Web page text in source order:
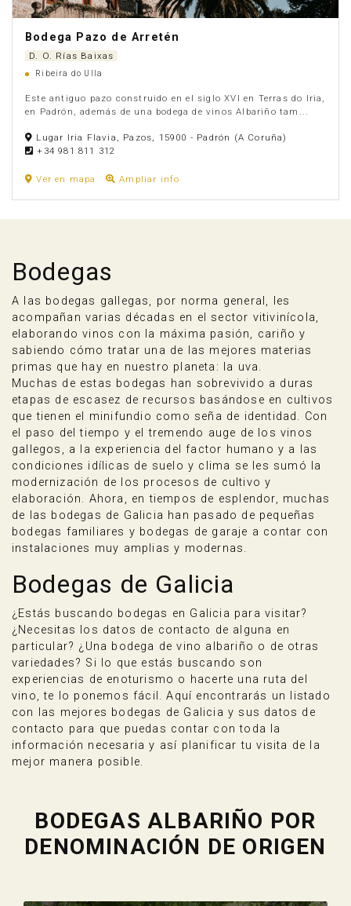
Bodega Pazo de Arretén
D. O. Rías Baixas
Ribeira do Ulla
Este antiguo pazo construido en el siglo XVI en Terras do Iria,
en Padrón, además de una bodega de vinos Albariño tam...
Lugar Iria Flavia, Pazos, 15900 - Padrón (A Coruña)
+34 981 811 312
Ver en mapa Ampliar info
Bodegas
A las bodegas gallegas, por norma general, les
acompañan varias décadas en el sector vitivinícola,
elaborando vinos con la máxima pasión, cariño y
sabiendo cómo tratar una de las mejores materias
primas que hay en nuestro planeta: la uva.
Muchas de estas bodegas han sobrevivido a duras
etapas de escasez de recursos basándose en cultivos
que tienen el minifundio como seña de identidad. Con
el paso del tiempo y el tremendo auge de los vinos
gallegos, a la experiencia del factor humano y a las
condiciones idílicas de suelo y clima se les sumó la
modernización de los procesos de cultivo y
elaboración. Ahora, en tiempos de esplendor, muchas
de las bodegas de Galicia han pasado de pequeñas
bodegas familiares y bodegas de garaje a contar con
instalaciones muy amplias y modernas.
Bodegas de Galicia
¿Estás buscando bodegas en Galicia para visitar?
¿Necesitas los datos de contacto de alguna en
particular? ¿Una bodega de vino albariño o de otras
variedades? Si lo que estás buscando son
experiencias de enoturismo o hacerte una ruta del
vino, te lo ponemos fácil. Aquí encontrarás un listado
con las mejores bodegas de Galicia y sus datos de
contacto para que puedas contar con toda la
información necesaria y así planificar tu visita de la
mejor manera posible.
BODEGAS ALBARIÑO POR
DENOMINACIÓN DE ORIGEN